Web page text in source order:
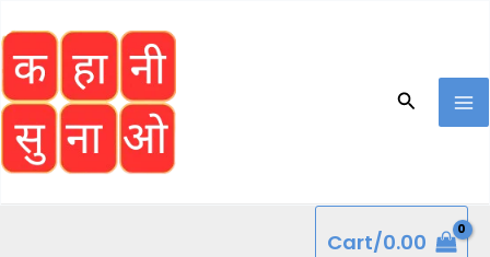
to
content
Search
Cart/0.00